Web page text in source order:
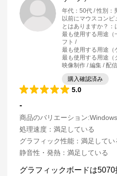
年代 ： 50代 性別 ：
以前にマウスコンピ
とはありますか？ ：
最も使用する用途（
フト
最も使用する用途（
最も使用する用途（
映像制作 / 編集 / 配信
購入確認済み
5.0
-
商品のバリエーション:
処理速度 ： 満足している
グラフィック性能 ： 満足してい
静音性・発熱 ： 満足している
グラフィックボードは